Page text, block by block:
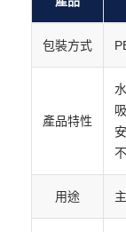
包裝方式
產品特性
用途